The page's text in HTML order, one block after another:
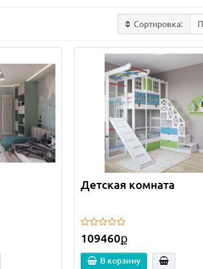
Сортировка:
Детская комната
109460ք
В корзину